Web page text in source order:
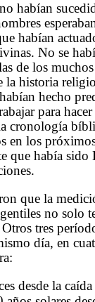
habían
habían
No se
de los
la historia
hecho
para
cronología
en los
que había
que la
no solo
tres
día, en
desde la